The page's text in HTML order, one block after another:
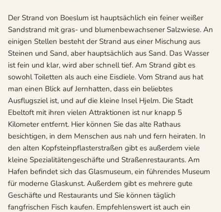
Der Strand von Boeslum ist hauptsächlich ein feiner weißer
Sandstrand mit gras- und blumenbewachsener Salzwiese. An
einigen Stellen besteht der Strand aus einer Mischung aus
Steinen und Sand, aber hauptsächlich aus Sand. Das Wasser
ist fein und klar, wird aber schnell tief. Am Strand gibt es
sowohl Toiletten als auch eine Eisdiele. Vom Strand aus hat
man einen Blick auf Jernhatten, dass ein beliebtes
Ausflugsziel ist, und auf die kleine Insel Hjelm. Die Stadt
Ebeltoft mit ihren vielen Attraktionen ist nur knapp 5
Kilometer entfernt. Hier können Sie das alte Rathaus
besichtigen, in dem Menschen aus nah und fern heiraten. In
den alten Kopfsteinpflasterstraßen gibt es außerdem viele
kleine Spezialitätengeschäfte und Straßenrestaurants. Am
Hafen befindet sich das Glasmuseum, ein führendes Museum
für moderne Glaskunst. Außerdem gibt es mehrere gute
Geschäfte und Restaurants und Sie können täglich
fangfrischen Fisch kaufen. Empfehlenswert ist auch ein